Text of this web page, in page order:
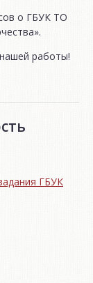
о ГБУК ТО
работы!
ГБУК